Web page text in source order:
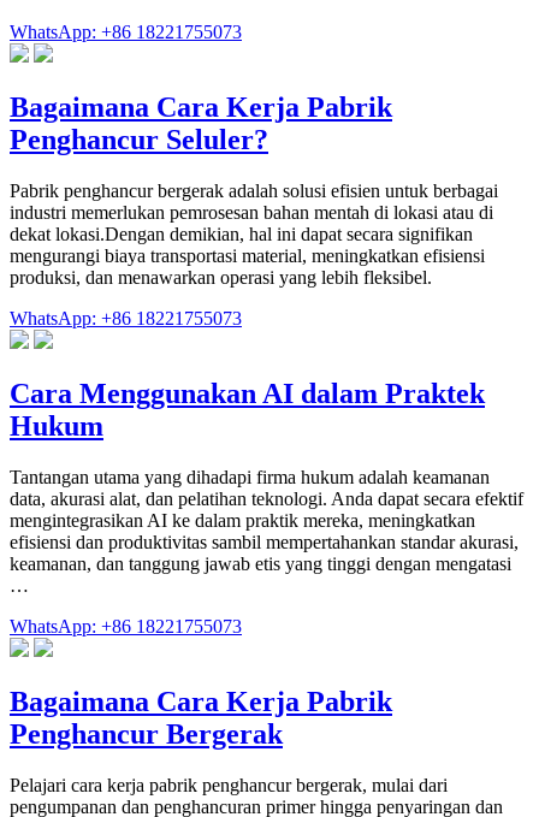
WhatsApp: +86 18221755073
Bagaimana Cara Kerja Pabrik
Penghancur Seluler?
Pabrik penghancur bergerak adalah solusi efisien untuk berbagai
industri memerlukan pemrosesan bahan mentah di lokasi atau di
dekat lokasi.Dengan demikian, hal ini dapat secara signifikan
mengurangi biaya transportasi material, meningkatkan efisiensi
produksi, dan menawarkan operasi yang lebih fleksibel.
WhatsApp: +86 18221755073
Cara Menggunakan AI dalam Praktek
Hukum
Tantangan utama yang dihadapi firma hukum adalah keamanan
data, akurasi alat, dan pelatihan teknologi. Anda dapat secara efektif
mengintegrasikan AI ke dalam praktik mereka, meningkatkan
efisiensi dan produktivitas sambil mempertahankan standar akurasi,
keamanan, dan tanggung jawab etis yang tinggi dengan mengatasi
…
WhatsApp: +86 18221755073
Bagaimana Cara Kerja Pabrik
Penghancur Bergerak
Pelajari cara kerja pabrik penghancur bergerak, mulai dari
pengumpanan dan penghancuran primer hingga penyaringan dan